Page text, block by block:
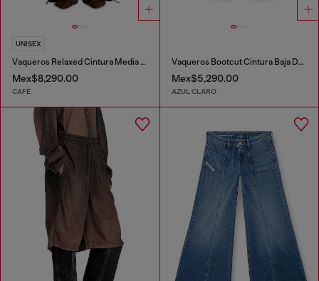
UNISEX
Vaqueros Relaxed Cintura Media D-Roder
Mex$8,290.00
CAFÉ
Vaqueros Bootcut Cintura Baja D-Hush
Mex$5,290.00
AZUL CLARO